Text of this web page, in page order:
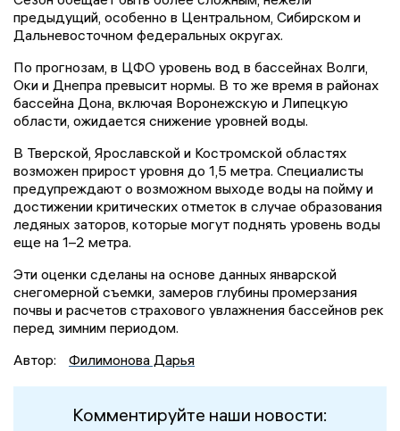
предыдущий, особенно в Центральном, Сибирском и
Дальневосточном федеральных округах.
По прогнозам, в ЦФО уровень вод в бассейнах Волги,
Оки и Днепра превысит нормы. В то же время в районах
бассейна Дона, включая Воронежскую и Липецкую
области, ожидается снижение уровней воды.
В Тверской, Ярославской и Костромской областях
возможен прирост уровня до 1,5 метра. Специалисты
предупреждают о возможном выходе воды на пойму и
достижении критических отметок в случае образования
ледяных заторов, которые могут поднять уровень воды
еще на 1–2 метра.
Эти оценки сделаны на основе данных январской
снегомерной съемки, замеров глубины промерзания
почвы и расчетов страхового увлажнения бассейнов рек
перед зимним периодом.
Автор:
Филимонова Дарья
Комментируйте наши новости: